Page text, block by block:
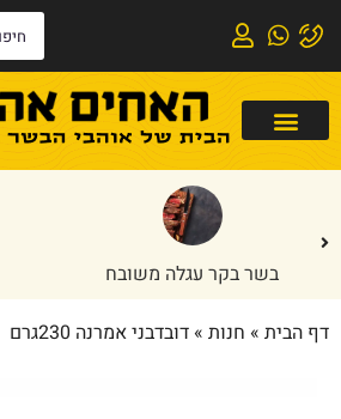
בשר בקר עגלה משובח
דף הבית » חנות »דובדבני אמרנה 230גרם